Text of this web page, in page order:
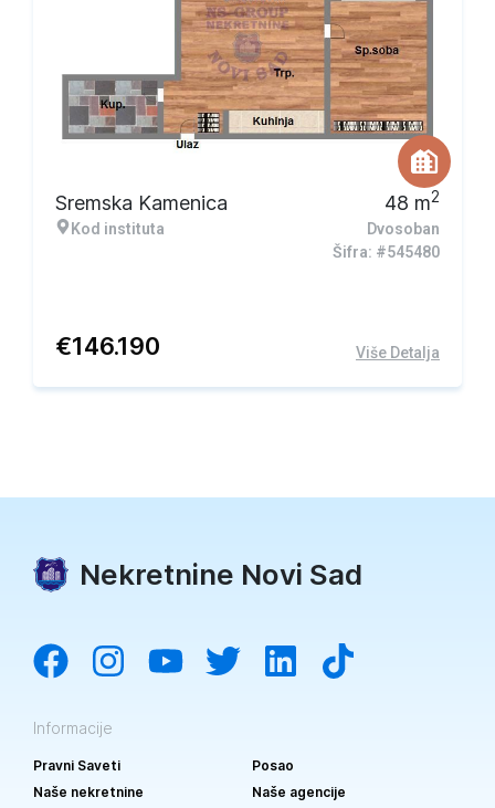
Sremska Kamenica
Kod instituta
48 m2
Dvosoban
Šifra: #545480
€146.190 Više Detalja
Nekretnine Novi Sad
Informacije
Pravni Saveti
Posao
Naše nekretnine
Naše agencije